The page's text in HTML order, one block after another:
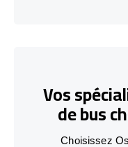
Vos
de bus
Choisissez